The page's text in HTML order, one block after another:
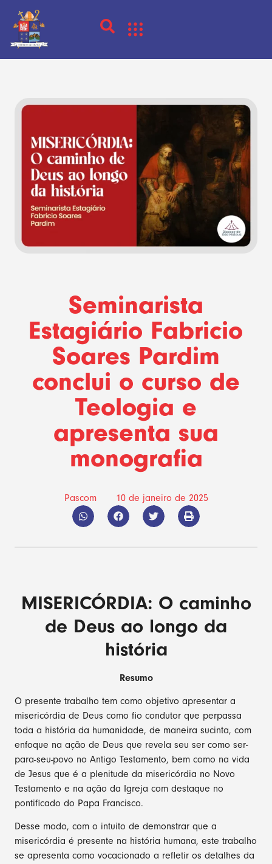
Seminarista
Estagiário Fabricio
Soares Pardim
conclui o curso de
Teologia e
apresenta sua
monografia
Pascom 10 de janeiro de 2025
MISERICÓRDIA: O caminho
de Deus ao longo da
história
Resumo
O presente trabalho tem como objetivo apresentar a
misericórdia de Deus como fio condutor que perpassa
toda a história da humanidade, de maneira sucinta, com
enfoque na ação de Deus que revela seu ser como ser-
para-seu-povo no Antigo Testamento, bem como na vida
de Jesus que é a plenitude da misericórdia no Novo
Testamento e na ação da Igreja com destaque no
pontificado do Papa Francisco.
Desse modo, com o intuito de demonstrar que a
misericórdia é presente na história humana, este trabalho
se apresenta como vocacionado a refletir os detalhes da